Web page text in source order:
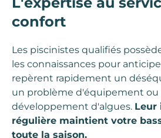
confort
Les piscinistes qualifiés
les connaissances pour
repèrent rapidement un
un problème d'équipement
développement d'algues. Leur
régulière maintient votre
toute la saison.